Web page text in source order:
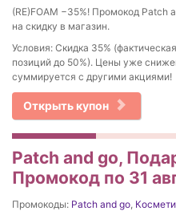
(RE)FOAM −35%! Промокод Patch
на скидку в магазин.
Условия: Скидка 35%
позиций до 50%). Цены уже
суммируется с другими акциями!
Открыть купон
Patch and go,
Промокод по 31
Промокоды: Patch and go,